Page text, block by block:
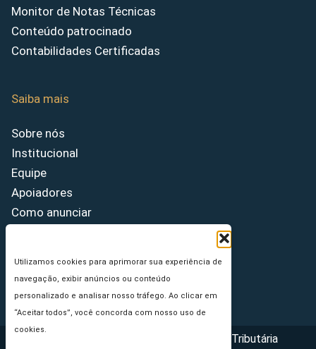
Utilizamos cookies para aprimorar sua experiência de
navegação, exibir anúncios ou conteúdo
personalizado e analisar nosso tráfego. Ao clicar em
“Aceitar todos”, você concorda com nosso uso de
cookies.
Monitor de Notas Técnicas
Conteúdo patrocinado
Contabilidades Certificadas
Saiba mais
Sobre nós
Institucional
Equipe
Apoiadores
Como anunciar
Princípios Editoriais
Copyright © 2026 - Portal da Reforma Tributária